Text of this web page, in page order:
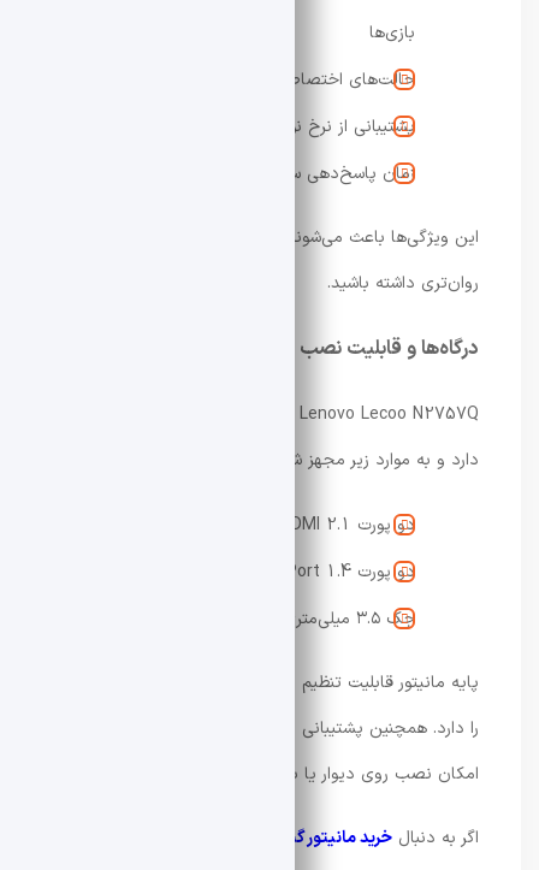
بازی‌ها
حالت‌های اختصاصی FPS و RTS
پشتیبانی از نرخ نوسازی بسیار بالا
زمان پاسخ‌دهی سریع 1ms
این ویژگی‌ها باعث می‌شوند تجربه بازی حرفه‌ای‌تر و
روان‌تری داشته باشید.
درگاه‌ها و قابلیت نصب
دارد و به موارد زیر مجهز شده است:
دو پورت HDMI 2.1
دو پورت DisplayPort 1.4
جک ۳.۵ میلی‌متری صدا
امکان نصب روی دیوار یا بازوی مانیتور را فراهم می‌کند.
اگر به دنبال خرید مانیتور گیمینگ اقتصادی